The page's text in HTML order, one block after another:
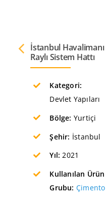
İstanbul Havalimanı
Raylı Sistem Hattı
Kategori:
Devlet Yapıları
Bölge: Yurtiçi
Şehir: İstanbul
Yıl:2021
Kullanılan Ürün
Grubu: Çimento